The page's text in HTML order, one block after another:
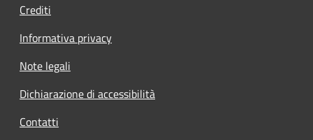
Crediti
Informativa privacy
Note legali
Dichiarazione di accessibilità
Contatti